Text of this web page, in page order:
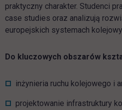
praktyczny charakter. Studenci
case studies oraz analizują
europejskich systemach
Do kluczowych obszarów
inżynieria ruchu kolejowego i
projektowanie infrastruktury